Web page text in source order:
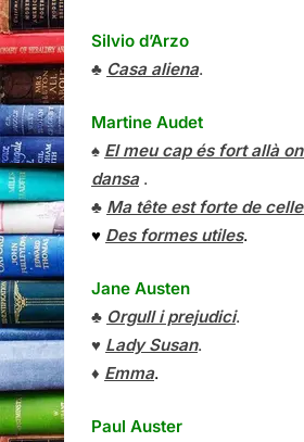
Silvio d’Arzo
♣ Casa aliena.
Martine Audet
♠ El meu cap és fort allà on
dansa.
♣ Ma tête est forte de
♥ Des formes utiles.
Jane Austen
♣ Orgull i prejudici.
♥ Lady Susan.
♦ Emma.
Paul Auster